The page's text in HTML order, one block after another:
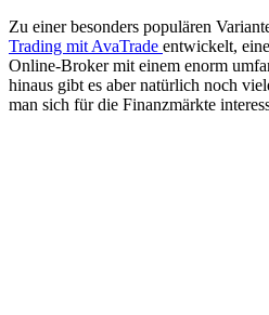
Zu einer besonders populären
Trading mit AvaTrade entwickelt,
Online-Broker mit einem enorm
hinaus gibt es aber natürlich noch
man sich für die Finanzmärkte